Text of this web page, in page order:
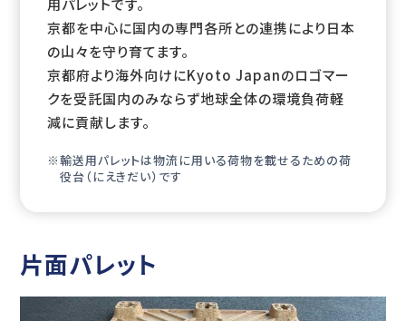
用パレットです。
京都を中心に国内の専門各所との連携により日本
の山々を守り育てます。
京都府より海外向けにKyoto Japanのロゴマー
クを受託国内のみならず地球全体の環境負荷軽
減に貢献します。
輸送用パレットは物流に用いる荷物を載せるための荷
役台（にえきだい）です
片面パレット